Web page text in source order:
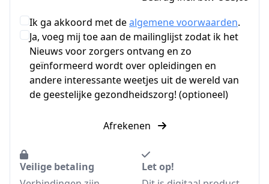
Ik ga akkoord met dealgemene voorwaarden.
Ja, voeg mij toe aan de mailinglijst zodat ik het
Nieuws voor zorgers ontvang en zo
geïnformeerd wordt over opleidingen en
andere interessante weetjes uit de wereld van
de geestelijke gezondheidszorg! (optioneel)
Afrekenen
Veilige betaling
Let op!